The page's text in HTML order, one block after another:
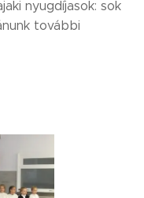
nyugdíjasok: sok
további